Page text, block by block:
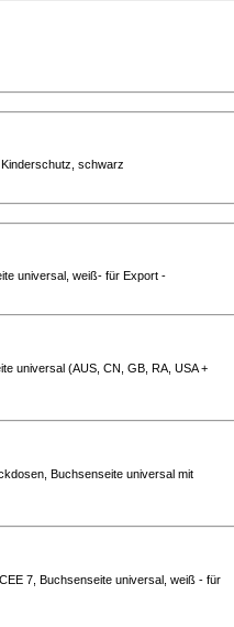
schwarz
universal, weiß- für Export -
universal (AUS, CN, GB, RA, USA +
Buchsenseite universal mit
7, Buchsenseite universal, weiß - für